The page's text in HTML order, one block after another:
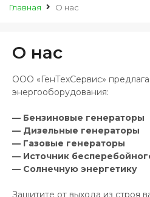
Главная О нас
О нас
ООО «ГенТехСервис»
энергооборудования:
— Бензиновые генераторы
— Дизельные генераторы
— Газовые генераторы
— Источник
— Солнечную энергетику
Защитите от выхода из строя